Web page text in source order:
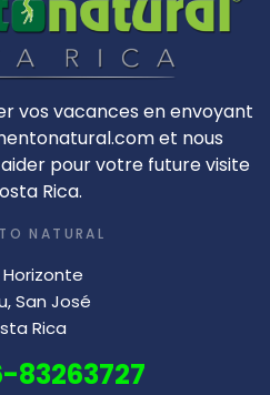
vos vacances en envoyant
et nous
pour votre future visite
Rica.
NATURAL
Horizonte
San José
Rica
83263727